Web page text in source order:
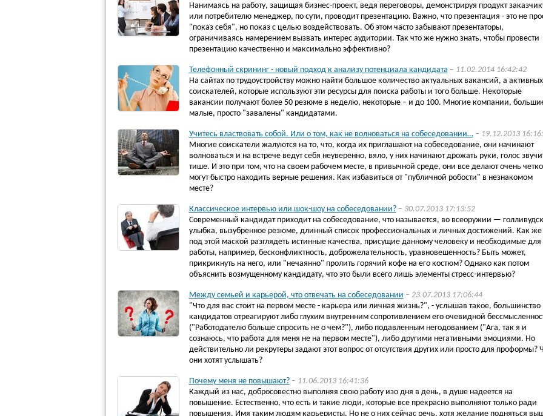
Нанимаясь на работу, защищая бизнес-проект, ведя переговоры, демонстрируя продукт
или потребителю менеджер, по сути, проводит презентацию. Важно, что презентация - это не
"показ себя", но показ с целью воздействовать. Об этом часто забывают презентаторы,
ограничиваясь намерением вызвать интерес аудитории. Так что же нужно знать, чтобы провести
презентацию качественно и максимально эффективно?
Телефонный скрининг - новый подход к анализу потенциала кандидата – 11.02.2014 16:42:42
На сайтах по трудоустройству можно найти большое количество актуальных вакансий, а активных
соискателей, которые используют эти ресурсы для поиска работы и того больше. Некоторые
вакансии получают более 50 резюме в неделю, некоторые – и до 100. Многие компании,
малые, просто "завалены" кандидатами.
Учитесь властвовать собой. Или о том, как не волноваться на собеседовании… – 19.12.2013
Многие соискатели жалуются на то, что, когда их приглашают на собеседование, они начинают
волноваться и на встрече ведут себя неуверенно, вяло, у них начинают дрожать руки, голос
тише. И это при том, что на своем рабочем месте, в привычной среде, они все делают очень
могут быстро находить верные решения. Как избавиться от "публичной робости" в незнакомом
месте?
Классическое интервью или шок-шоу на собеседовании? – 30.07.2013 17:13:52
Современный кандидат приходит на собеседование, что называется, во всеоружии —
улыбка, вызубренное резюме, длинный список профессиональных и личных достижений. Как же
под этой маской разглядеть истинные качества, присущие данному человеку и необходимые для
работы, например, бесконфликтность, доброжелательность, уравновешенность? Быть может,
прикрикнуть на него, или "нечаянно" пролить горячий кофе на его костюм? Однако как потом
объяснить возмущенному кандидату, что это были всего лишь элементы стресс-интервью?
Между семьей и карьерой, что отвечать на собеседовании – 23.07.2013 17:06:44
"Что для вас стоит на первом месте - карьера или личная жизнь?", - услышав такое, большинство
кандидатов отреагируют либо глухим внутренним сопротивлением его очевидной
("Работодателю больше спросить не о чем?"), либо подавленным негодованием ("Ага, так я и
сознаюсь, что работа для меня не на первом месте"), либо другими негативными эмоциями. Но
действительно ли рекрутеры задают этот вопрос от отсутствия других или просто для проформы?
они хотят услышать?
Почему меня не повышают? – 11.06.2013 16:41:36
Каждый из нас, добросовестно выполняя свою работу изо дня в день, в душе надеется на
повышение. Естественно, что есть и такие люди, которые все прекрасно выполняют только ради
повышения. Имя таким людям карьеристы. Но не о них сейчас речь, хотя желание подняться